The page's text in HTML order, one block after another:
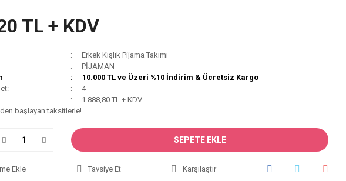
TL + KDV
Erkek Kışlık Pijama Takımı
PİJAMAN
10.000 TL ve Üzeri %10 İndirim & Ücretsiz Kargo
4
1.888,80 TL + KDV
başlayan taksitlerle!
SEPETE EKLE
Tavsiye Et Karşılaştır